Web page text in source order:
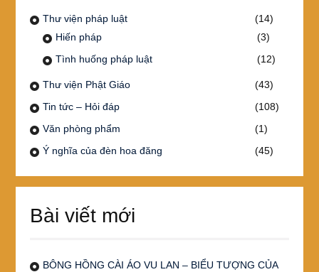
Thư viện pháp luật
(14)
Hiến pháp
(3)
Tình huống pháp luật
(12)
Thư viện Phật Giáo
(43)
Tin tức – Hỏi đáp
(108)
Văn phòng phẩm
(1)
Ý nghĩa của đèn hoa đăng
(45)
Bài viết mới
BÔNG HỒNG CÀI ÁO VU LAN – BIỂU TƯỢNG CỦA